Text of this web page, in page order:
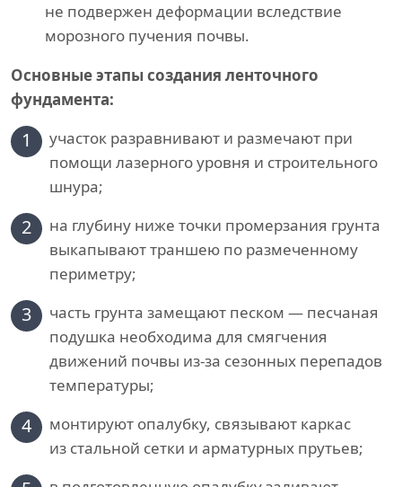
не подвержен деформации вследствие
морозного пучения почвы.
Основные этапы создания ленточного
фундамента:
1
участок разравнивают и размечают при
помощи лазерного уровня и строительного
шнура;
2
на глубину ниже точки промерзания грунта
выкапывают траншею по размеченному
периметру;
3
часть грунта замещают песком — песчаная
подушка необходима для смягчения
движений почвы из-за сезонных перепадов
температуры;
4
монтируют опалубку, связывают каркас
из стальной сетки и арматурных прутьев;